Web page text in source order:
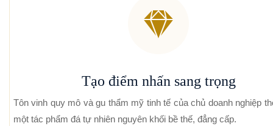
Tạo điểm nhấn sang trọng
Tôn vinh quy mô và gu thẩm mỹ tinh tế của chủ doanh nghiệp
một tác phẩm đá tự nhiên nguyên khối bề thế, đẳng cấp.